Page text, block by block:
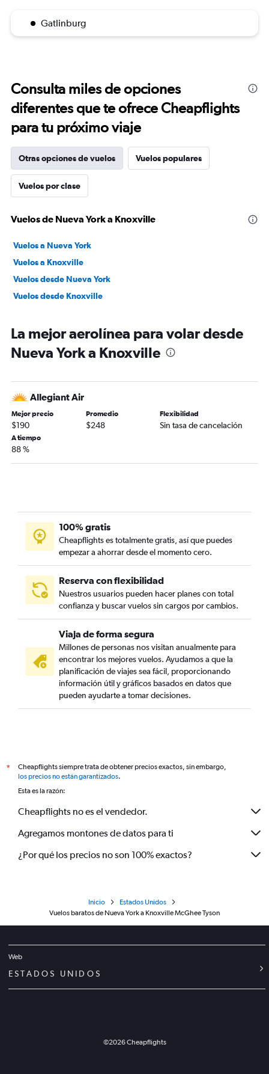
Gatlinburg
Consulta miles de opciones
diferentes que te ofrece Cheapflights
para tu próximo viaje
Otras opciones de vuelos Vuelos populares
Vuelos por clase
Vuelos de Nueva York a Knoxville
Vuelos a Nueva York
Vuelos a Knoxville
Vuelos desde Nueva York
Vuelos desde Knoxville
La mejor aerolínea para volar desde
Nueva York a Knoxville
Allegiant Air
Mejor precio
$190
Promedio
$248
Flexibilidad
Sin tasa de cancelación
A tiempo
88 %
100% gratis
Cheapflights es totalmente gratis, así que puedes
empezar a ahorrar desde el momento cero.
Reserva con flexibilidad
Nuestros usuarios pueden hacer planes con total
confianza y buscar vuelos sin cargos por cambios.
Viaja de forma segura
Millones de personas nos visitan anualmente para
encontrar los mejores vuelos. Ayudamos a que la
planificación de viajes sea fácil, proporcionando
información útil y gráficos basados en datos que
pueden ayudarte a tomar decisiones.
*
Cheapflights siempre trata de obtener precios exactos, sin embargo,
los precios no están garantizados.
Esta es la razón:
Cheapflights no es el vendedor.
Agregamos montones de datos para ti
¿Por qué los precios no son 100% exactos?
Inicio
Estados Unidos
Vuelos baratos de Nueva York a Knoxville McGhee Tyson
Web
ESTADOS UNIDOS
©2026Cheapflights